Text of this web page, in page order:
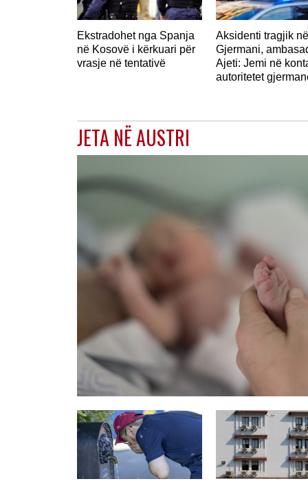
Ekstradohet nga Spanja
në Kosovë i kërkuari për
vrasje në tentativë
Aksidenti tragjik në
Gjermani,
Ajeti: Jemi në
autoritetet
JETA NË AUSTRI